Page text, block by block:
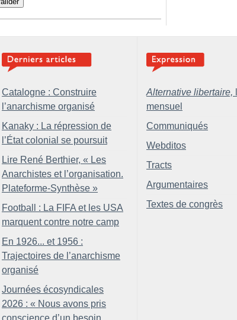
Catalogne : Construire
l’anarchisme organisé
Kanaky : La répression de
l’État colonial se poursuit
Lire René Berthier, « Les
Anarchistes et l’organisation.
Plateforme-Synthèse »
Football : La FIFA et les USA
marquent contre notre camp
En 1926... et 1956 :
Trajectoires de l’anarchisme
organisé
Journées écosyndicales
2026 : « Nous avons pris
conscience d’un besoin
Alternative libertaire,
mensuel
Communiqués
Webditos
Tracts
Argumentaires
Textes de congrès